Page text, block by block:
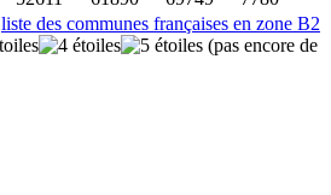
liste des communes françaises en zone B2
(pas encore de